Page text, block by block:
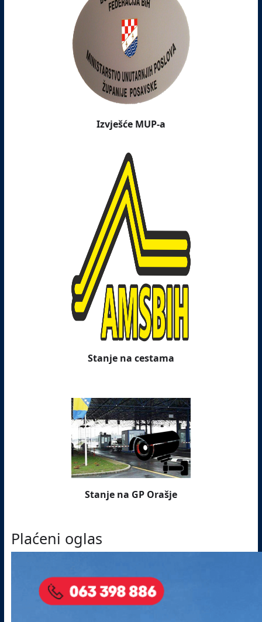
Izvješće MUP-a
Stanje na cestama
Stanje na GP Orašje
Plaćeni oglas